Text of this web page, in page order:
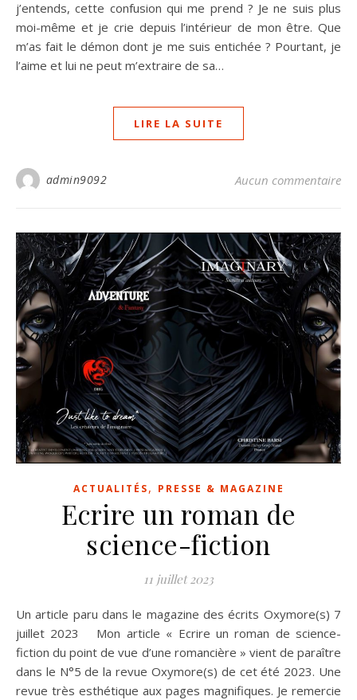
j’entends, cette confusion qui me prend ? Je ne suis plus
moi-même et je crie depuis l’intérieur de mon être. Que
m’as fait le démon dont je me suis entichée ? Pourtant, je
l’aime et lui ne peut m’extraire de sa…
LIRE LA SUITE
admin9092 Aucun commentaire
ACTUALITÉS, PRESSE & MAGAZINE
Ecrire un roman de
science-fiction
11 juillet 2023
Un article paru dans le magazine des écrits Oxymore(s) 7
juillet 2023 Mon article « Ecrire un roman de science-
fiction du point de vue d’une romancière » vient de paraître
dans le N°5 de la revue Oxymore(s) de cet été 2023. Une
revue très esthétique aux pages magnifiques. Je remercie